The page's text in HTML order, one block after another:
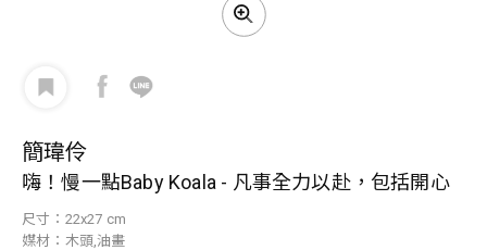
簡瑋伶
嗨！慢一點Baby Koala - 凡事全力以赴，包括開心
尺寸：22x27 cm
媒材：木頭,油畫